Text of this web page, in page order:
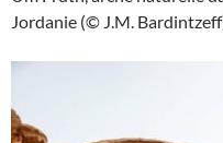
Jordanie (© J.M.